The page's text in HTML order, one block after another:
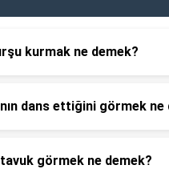
kurmak ne demek?
dans ettiğini görmek ne
tavuk görmek ne demek?